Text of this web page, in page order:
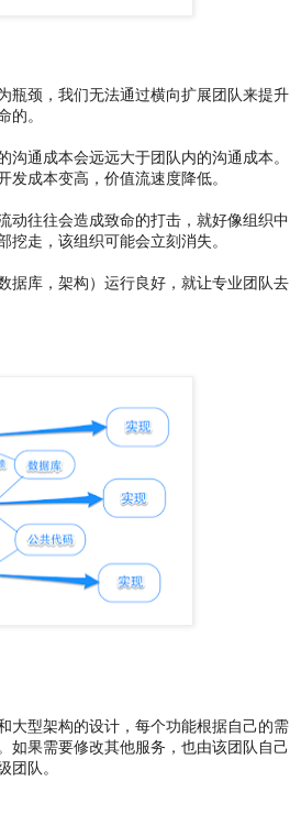
瓶颈，我们无法通过横向扩展团队来提升
。
通成本会远远大于团队内的沟通成本。
成本变高，价值流速度降低。
动往往会造成致命的打击，就好像组织中
走，该组织可能会立刻消失。
据库，架构）运行良好，就让专业团队去
大型架构的设计，每个功能根据自己的需
如果需要修改其他服务，也由该团队自己
队。